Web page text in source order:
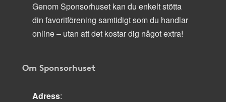
Genom Sponsorhuset kan du enkelt stötta
din favoritförening samtidigt som du handlar
online – utan att det kostar dig något extra!
Om Sponsorhuset
Adress: